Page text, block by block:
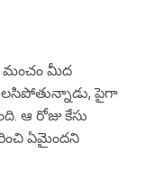
మంచం మీద
పైగా
రోజు కేసు
ఏమైందని